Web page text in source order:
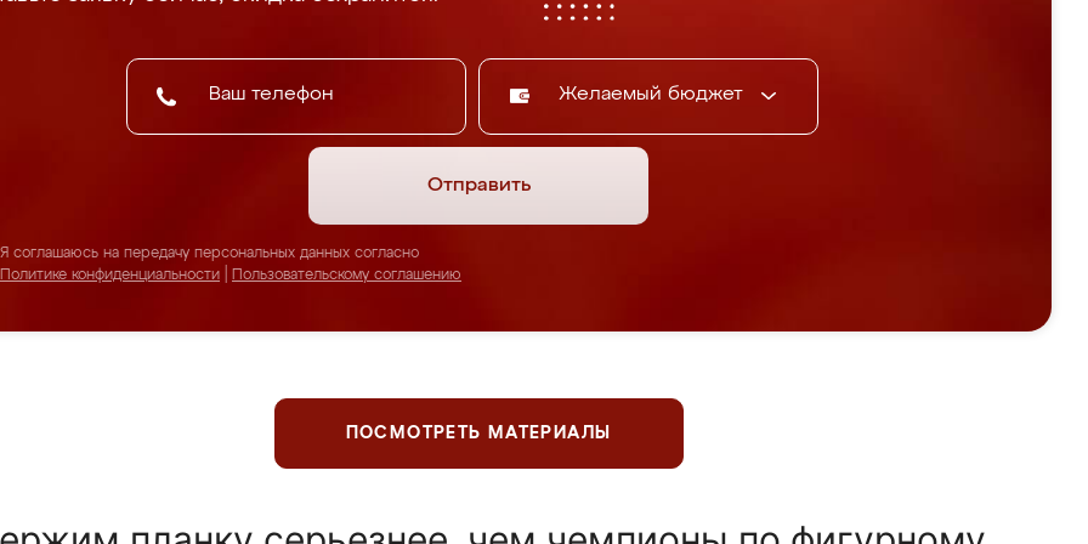
Желаемый бюджет
Отправить
Я соглашаюсь на передачу персональных данных согласно
Политике конфиденциальности
Пользовательскому соглашению
ПОСМОТРЕТЬ МАТЕРИАЛЫ